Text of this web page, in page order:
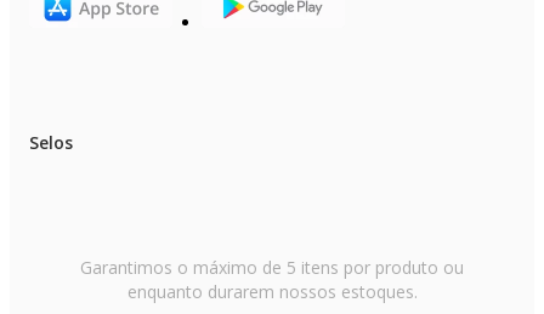
Selos
Garantimos o máximo de 5 itens por produto ou
enquanto durarem nossos estoques.